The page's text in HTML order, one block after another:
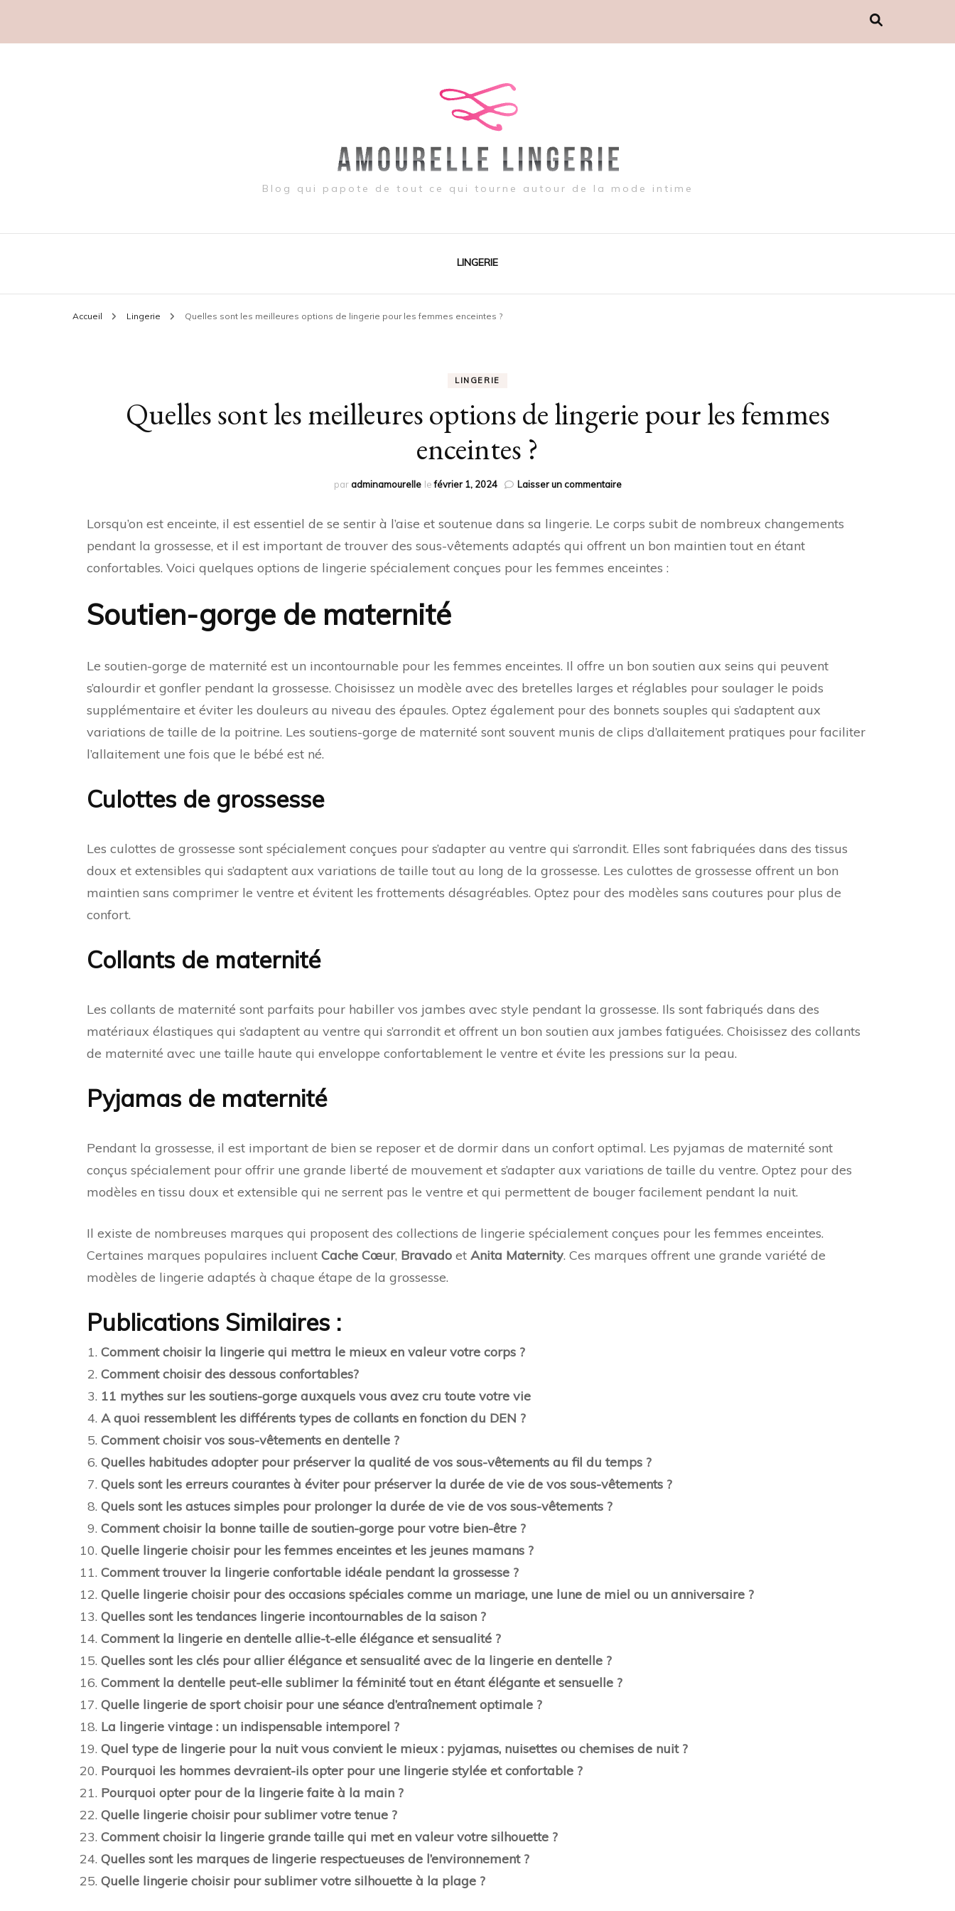
Blog qui papote de tout ce qui tourne autour de la mode intime
LINGERIE
Accueil Lingerie Quelles sont les meilleures options de lingerie pour les femmes enceintes ?
LINGERIE
Quelles sont les meilleures options de lingerie pour les femmes
enceintes ?
paradminamourelle lefévrier 1, 2024 Laisser un commentairesur
les
meilleures
de
Lorsqu’on est enceinte, il est essentiel de se sentir à l’aise et soutenue dans sa lingerie. Le corps subit de nombreux changements
pendant la grossesse, et il est important de trouver des sous-vêtements adaptés qui offrent un bon maintien tout en étant
confortables. Voici quelques options de lingerie spécialement conçues pour les femmes enceintes :
Soutien-gorge de maternité
Le soutien-gorge de maternité est un incontournable pour les femmes enceintes. Il offre un bon soutien aux seins qui peuvent
s’alourdir et gonfler pendant la grossesse. Choisissez un modèle avec des bretelles larges et réglables pour soulager le poids
supplémentaire et éviter les douleurs au niveau des épaules. Optez également pour des bonnets souples qui s’adaptent aux
variations de taille de la poitrine. Les soutiens-gorge de maternité sont souvent munis de clips d’allaitement pratiques pour faciliter
l’allaitement une fois que le bébé est né.
Culottes de grossesse
Les culottes de grossesse sont spécialement conçues pour s’adapter au ventre qui s’arrondit. Elles sont fabriquées dans des tissus
doux et extensibles qui s’adaptent aux variations de taille tout au long de la grossesse. Les culottes de grossesse offrent un bon
maintien sans comprimer le ventre et évitent les frottements désagréables. Optez pour des modèles sans coutures pour plus de
confort.
Collants de maternité
Les collants de maternité sont parfaits pour habiller vos jambes avec style pendant la grossesse. Ils sont fabriqués dans des
matériaux élastiques qui s’adaptent au ventre qui s’arrondit et offrent un bon soutien aux jambes fatiguées. Choisissez des collants
de maternité avec une taille haute qui enveloppe confortablement le ventre et évite les pressions sur la peau.
Pyjamas de maternité
Pendant la grossesse, il est important de bien se reposer et de dormir dans un confort optimal. Les pyjamas de maternité sont
conçus spécialement pour offrir une grande liberté de mouvement et s’adapter aux variations de taille du ventre. Optez pour des
modèles en tissu doux et extensible qui ne serrent pas le ventre et qui permettent de bouger facilement pendant la nuit.
Il existe de nombreuses marques qui proposent des collections de lingerie spécialement conçues pour les femmes enceintes.
Certaines marques populaires incluent Cache Cœur, Bravado et Anita Maternity. Ces marques offrent une grande variété de
modèles de lingerie adaptés à chaque étape de la grossesse.
Publications Similaires :
Comment choisir la lingerie qui mettra le mieux en valeur votre corps ?
Comment choisir des dessous confortables?
11 mythes sur les soutiens-gorge auxquels vous avez cru toute votre vie
A quoi ressemblent les différents types de collants en fonction du DEN ?
Comment choisir vos sous-vêtements en dentelle ?
Quelles habitudes adopter pour préserver la qualité de vos sous-vêtements au fil du temps ?
Quels sont les erreurs courantes à éviter pour préserver la durée de vie de vos sous-vêtements ?
Quels sont les astuces simples pour prolonger la durée de vie de vos sous-vêtements ?
Comment choisir la bonne taille de soutien-gorge pour votre bien-être ?
Quelle lingerie choisir pour les femmes enceintes et les jeunes mamans ?
Comment trouver la lingerie confortable idéale pendant la grossesse ?
Quelle lingerie choisir pour des occasions spéciales comme un mariage, une lune de miel ou un anniversaire ?
Quelles sont les tendances lingerie incontournables de la saison ?
Comment la lingerie en dentelle allie-t-elle élégance et sensualité ?
Quelles sont les clés pour allier élégance et sensualité avec de la lingerie en dentelle ?
Comment la dentelle peut-elle sublimer la féminité tout en étant élégante et sensuelle ?
Quelle lingerie de sport choisir pour une séance d’entraînement optimale ?
La lingerie vintage : un indispensable intemporel ?
Quel type de lingerie pour la nuit vous convient le mieux : pyjamas, nuisettes ou chemises de nuit ?
Pourquoi les hommes devraient-ils opter pour une lingerie stylée et confortable ?
Pourquoi opter pour de la lingerie faite à la main ?
Quelle lingerie choisir pour sublimer votre tenue ?
Comment choisir la lingerie grande taille qui met en valeur votre silhouette ?
Quelles sont les marques de lingerie respectueuses de l’environnement ?
Quelle lingerie choisir pour sublimer votre silhouette à la plage ?